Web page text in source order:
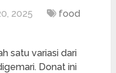
2025
food
satu variasi dari
Donat ini